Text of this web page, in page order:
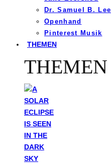
Dr. Samuel B. Lee
Openhand
Pinterest Musik
THEMEN
THEMEN